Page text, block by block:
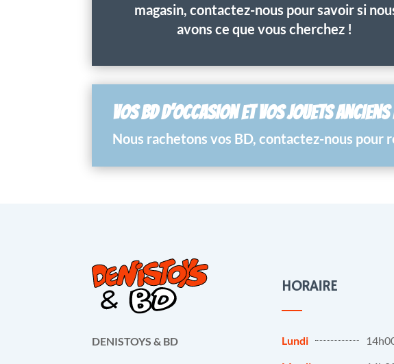
magasin, contactez-nous pour savoir si
avons ce que vous cherchez !
VOS BD D’OCCASION ET VOS JOUETS
Nous rachetons vos BD, contactez-nous pour
DENISTOYS & BD
HORAIRE
Lundi